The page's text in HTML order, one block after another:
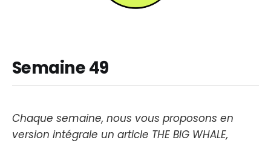
Semaine 49
Chaque semaine, nous vous proposons en
version intégrale un article THE BIG WHALE,